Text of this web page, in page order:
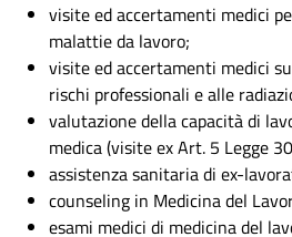
visite ed accertamenti medici
malattie da lavoro;
visite ed accertamenti medici
rischi professionali e alle
valutazione della capacità di
medica (visite ex Art. 5 Legge
assistenza sanitaria di ex-
counseling in Medicina del
esami medici di medicina del